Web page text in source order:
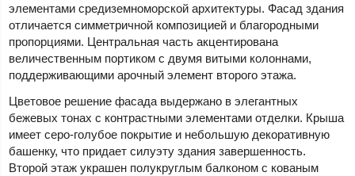
элементами средиземноморской архитектуры. Фасад здания
отличается симметричной композицией и благородными
пропорциями. Центральная часть акцентирована
величественным портиком с двумя витыми колоннами,
поддерживающими арочный элемент второго этажа.
Цветовое решение фасада выдержано в элегантных
бежевых тонах с контрастными элементами отделки. Крыша
имеет серо-голубое покрытие и небольшую декоративную
башенку, что придает силуэту здания завершенность.
Второй этаж украшен полукруглым балконом с кованым